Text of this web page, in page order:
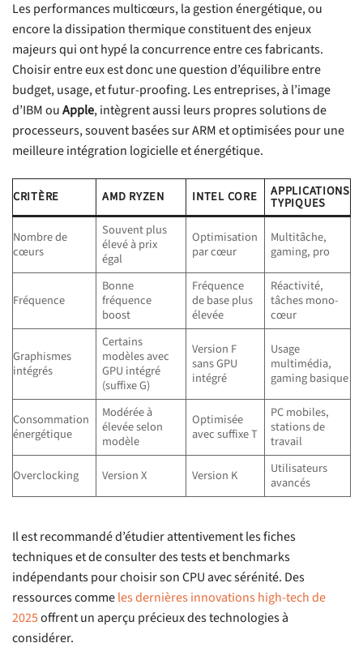
Les performances multicœurs, la gestion énergétique, ou
encore la dissipation thermique constituent des enjeux
majeurs qui ont hypé la concurrence entre ces fabricants.
Choisir entre eux est donc une question d’équilibre entre
budget, usage, et futur-proofing. Les entreprises, à l’image
d’IBM ouApple, intègrent aussi leurs propres solutions de
processeurs, souvent basées sur ARM et optimisées pour une
meilleure intégration logicielle et énergétique.
CRITÈRE AMD RYZEN INTEL CORE APPLICATIONS
TYPIQUES
Nombre de
cœurs
Souvent plus
élevé à prix
égal
Optimisation
par cœur
Multitâche,
gaming, pro
Fréquence
Bonne
fréquence
boost
Fréquence
de base plus
élevée
Réactivité,
tâches mono-
cœur
Graphismes
intégrés
Certains
modèles avec
GPU intégré
(suffixe G)
Version F
sans GPU
intégré
Usage
multimédia,
gaming basique
Consommation
énergétique
Modérée à
élevée selon
modèle
Optimisée
avec suffixe T
PC mobiles,
stations de
travail
Overclocking
Version X Version K
Utilisateurs
avancés
Il est recommandé d’étudier attentivement les fiches
techniques et de consulter des tests et benchmarks
indépendants pour choisir son CPU avec sérénité. Des
ressources commeles dernières innovations high-tech de
2025offrent un aperçu précieux des technologies à
considérer.